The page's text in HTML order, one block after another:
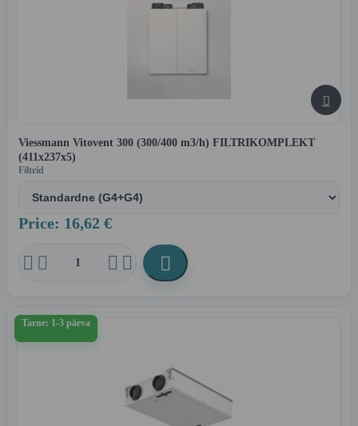

Viessmann Vitovent 300 (300/400 m3/h) FILTRIKOMPLEKT
(411x237x5)
Filtrid
Price: 16,62 €
    
Tarne: 1-3 päeva